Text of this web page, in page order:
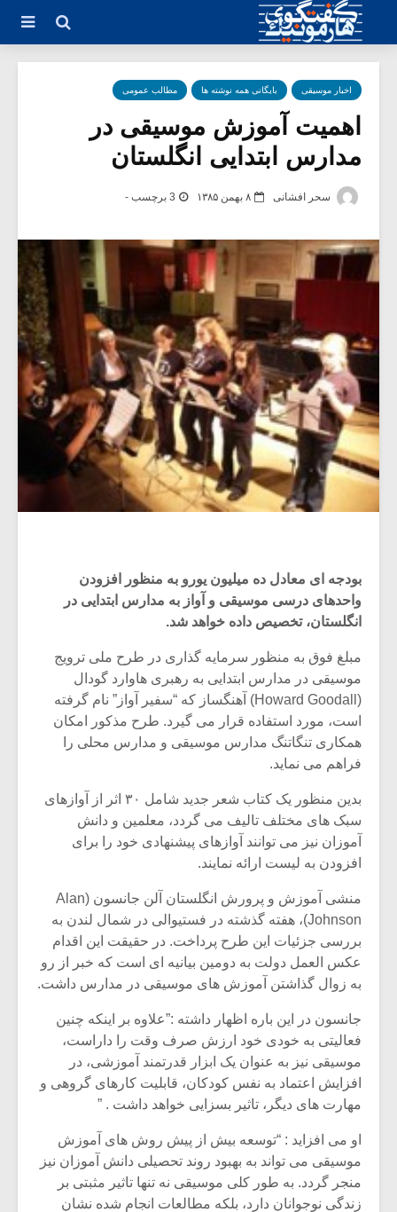
اخبار موسیقی بایگانی همه نوشته ها مطالب عمومی
اهمیت آموزش موسیقی در
مدارس ابتدایی انگلستان
سحر افشانی ۸ بهمن ۱۳۸۵ 3 برچسب -
بودجه ای معادل ده میلیون یورو به منظور افزودن
واحدهای درسی موسیقی و آواز به مدارس ابتدایی در
انگلستان، تخصیص داده خواهد شد.
مبلغ فوق به منظور سرمایه گذاری در طرح ملی ترویج
موسیقی در مدارس ابتدایی به رهبری هاوارد گودال
(Howard Goodall) آهنگساز که “سفیر آواز” نام گرفته
است، مورد استفاده قرار می گیرد. طرح مذکور امکان
همکاری تنگاتنگ مدارس موسیقی و مدارس محلی را
فراهم می نماید.
بدین منظور یک کتاب شعر جدید شامل ۳۰ اثر از آوازهای
سبک های مختلف تالیف می گردد، معلمین و دانش
آموزان نیز می توانند آوازهای پیشنهادی خود را برای
افزودن به لیست ارائه نمایند.
منشی آموزش و پرورش انگلستان آلن جانسون (Alan
Johnson)، هفته گذشته در فستیوالی در شمال لندن به
بررسی جزئیات این طرح پرداخت. در حقیقت این اقدام
عکس العمل دولت به دومین بیانیه ای است که خبر از رو
به زوال گذاشتن آموزش های موسیقی در مدارس داشت.
جانسون در این باره اظهار داشته :”علاوه بر اینکه چنین
فعالیتی به خودی خود ارزش صرف وقت را داراست،
موسیقی نیز به عنوان یک ابزار قدرتمند آموزشی، در
افزایش اعتماد به نفس کودکان، قابلیت کارهای گروهی و
مهارت های دیگر، تاثیر بسزایی خواهد داشت . ”
او می افزاید : “توسعه بیش از پیش روش های آموزش
موسیقی می تواند به بهبود روند تحصیلی دانش آموزان نیز
منجر گردد. به طور کلی موسیقی نه تنها تاثیر مثبتی بر
زندگی نوجوانان دارد، بلکه مطالعات انجام شده نشان
میکلوش روژا
یادداشتی بر موسیقی
متن فیلم «متری
شیش و نیم»
دوره
موسیقی